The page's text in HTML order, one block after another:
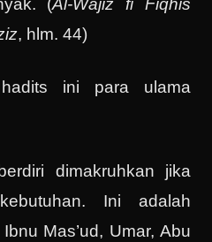
(Al-Wajiz fi Fiqhis
, hlm. 44)
ini para ulama
dimakruhkan jika
Ini adalah
Mas’ud, Umar, Abu